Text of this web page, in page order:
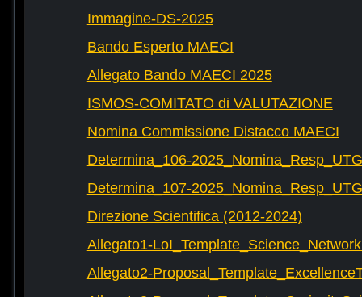
Immagine-DS-2025
Bando Esperto MAECI
Allegato Bando MAECI 2025
ISMOS-COMITATO di VALUTAZIONE
Nomina Commissione Distacco MAECI
Determina_106-
Determina_107-
Direzione Scientifica (2012-2024)
Allegato1-
Allegato2-